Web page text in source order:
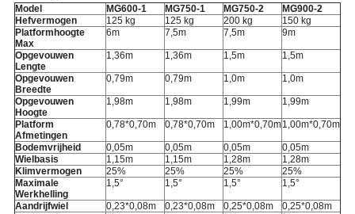
Model MG600-1 MG750-1 MG750-2
MG900-2
Hefvermogen
125 kg 125 kg 200 kg
150 kg
Platformhoogte
Max
6m 7,5m 7,5m 9m
Opgevouwen
Lengte
1,36m 1,36m 1,5m 1,5m
Opgevouwen
Breedte
0,79m 0,79m 1,0m 1,0m
Opgevouwen
Hoogte
1,98m 1,98m 1,99m 1,99m
Platform
Afmetingen
0,78*0,70m 0,78*0,70m 1,00m*0,70m1,00m*0,70m
Bodemvrijheid 0,05m 0,05m 0,05m
0,05m
Wielbasis
1,15m 1,15m 1,28m
1,28m
Klimvermogen
25% 25% 25%
25%
Maximale
Werkhelling
1,5° 1,5° 1,5° 1,5°
Aandrijfwiel 0,23*0,08m 0,23*0,08m 0,25*0,08m
0,25*0,08m